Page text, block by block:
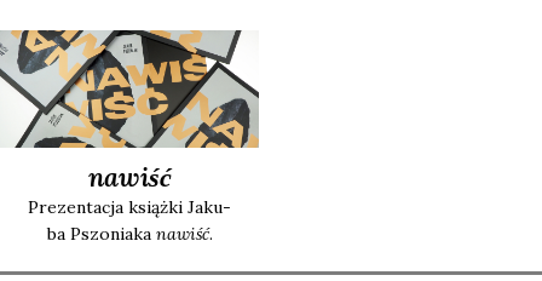
nawiść
Pre­zen­ta­cja książ­ki Jaku­
ba Pszo­nia­ka nawiść.